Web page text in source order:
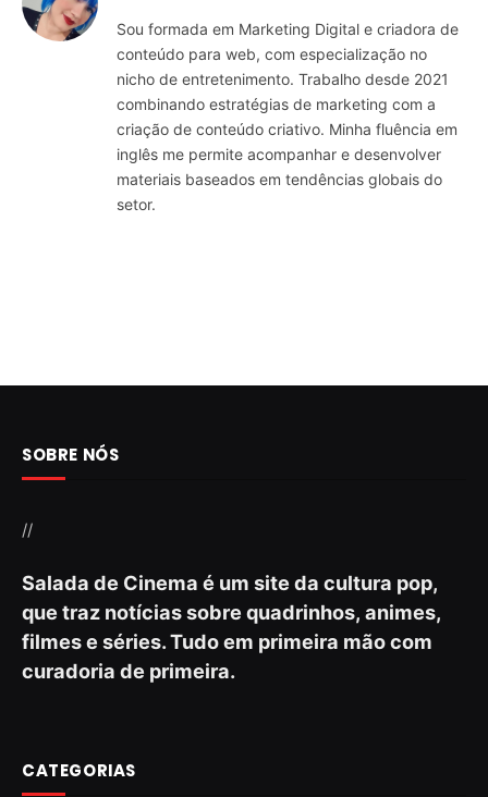
Sou formada em Marketing Digital e criadora de
conteúdo para web, com especialização no
nicho de entretenimento. Trabalho desde 2021
combinando estratégias de marketing com a
criação de conteúdo criativo. Minha fluência em
inglês me permite acompanhar e desenvolver
materiais baseados em tendências globais do
setor.
SOBRE NÓS
//
Salada de Cinema é um site da cultura pop,
que traz notícias sobre quadrinhos, animes,
filmes e séries. Tudo em primeira mão com
curadoria de primeira.
CATEGORIAS